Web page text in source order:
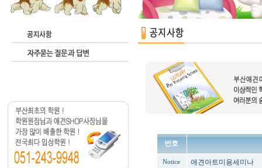
번호
Notice 애견아트미용세미나